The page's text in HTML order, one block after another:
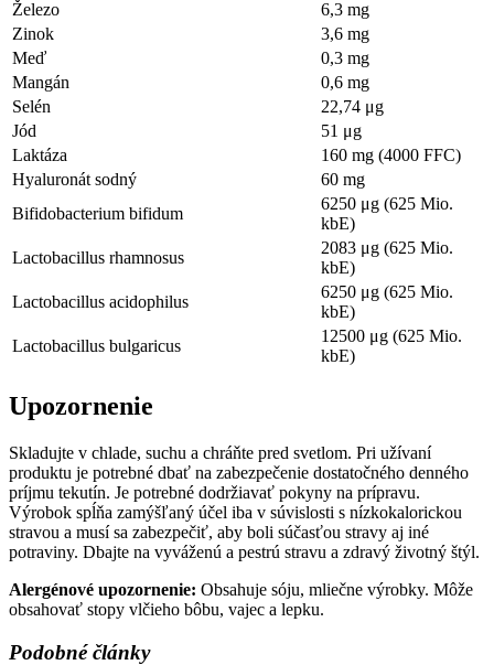
Železo
6,3 mg
Zinok
3,6 mg
Meď
0,3 mg
Mangán
0,6 mg
Selén
22,74 μg
Jód
51 μg
Laktáza
160 mg (4000 FFC)
Hyaluronát sodný
60 mg
Bifidobacterium bifidum
6250 μg (625 Mio.
kbE)
Lactobacillus rhamnosus
2083 μg (625 Mio.
kbE)
Lactobacillus acidophilus
6250 μg (625 Mio.
kbE)
Lactobacillus bulgaricus
12500 μg (625 Mio.
kbE)
Upozornenie
Skladujte v chlade, suchu a chráňte pred svetlom. Pri užívaní
produktu je potrebné dbať na zabezpečenie dostatočného denného
príjmu tekutín. Je potrebné dodržiavať pokyny na prípravu.
Výrobok spĺňa zamýšľaný účel iba v súvislosti s nízkokalorickou
stravou a musí sa zabezpečiť, aby boli súčasťou stravy aj iné
potraviny. Dbajte na vyváženú a pestrú stravu a zdravý životný štýl.
Alergénové upozornenie: Obsahuje sóju, mliečne výrobky. Môže
obsahovať stopy vlčieho bôbu, vajec a lepku.
Podobné články